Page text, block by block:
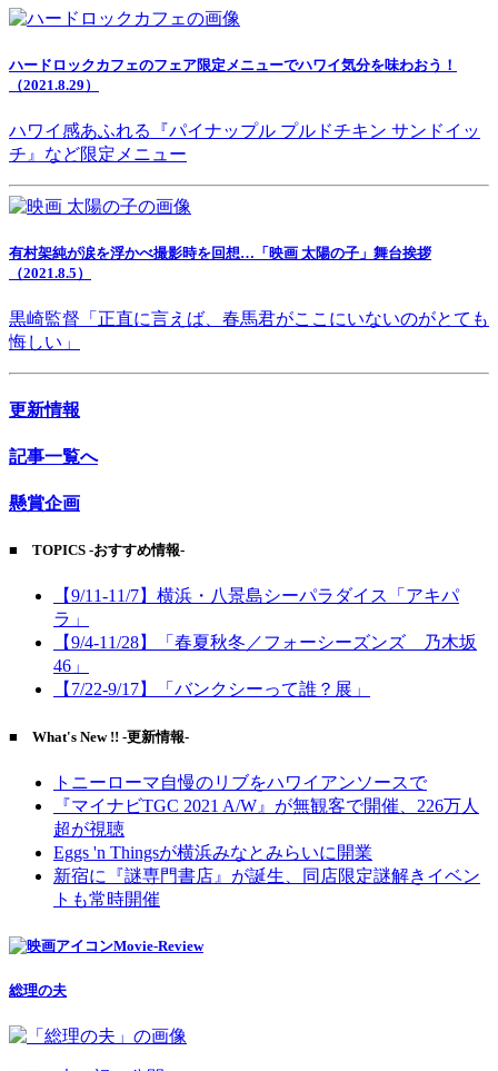
ハードロックカフェのフェア限定メニューでハワイ気分を味わおう！
（2021.8.29）
ハワイ感あふれる『パイナップル プルドチキン サンドイッ
チ』など限定メニュー
有村架純が涙を浮かべ撮影時を回想…「映画 太陽の子」舞台挨拶
（2021.8.5）
黒崎監督「正直に言えば、春馬君がここにいないのがとても
悔しい」
更新情報
記事一覧へ
懸賞企画
■ TOPICS -おすすめ情報-
【9/11-11/7】横浜・八景島シーパラダイス「アキパ
ラ」
【9/4-11/28】「春夏秋冬／フォーシーズンズ 乃木坂
46」
【7/22-9/17】「バンクシーって誰？展」
■ What's New !! -更新情報-
トニーローマ自慢のリブをハワイアンソースで
『マイナビTGC 2021 A/W』が無観客で開催、226万人
超が視聴
Eggs 'n Thingsが横浜みなとみらいに開業
新宿に『謎専門書店』が誕生、同店限定謎解きイベン
トも常時開催
Movie-Review
総理の夫